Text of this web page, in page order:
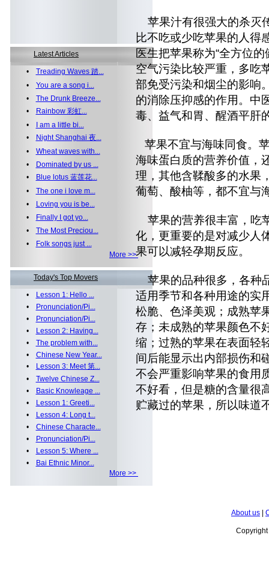
Latest Articles
• Treading Waves 踏...
• You are a song i...
• The Drunk Breeze...
•
Rainbow 彩虹...
•
I am a little bi...
•
Night Shanghai 夜...
• Wheat waves with...
•
Dominated by us ...
•
Blue lotus 蓝莲花...
• The one i love m...
•
Loving you is be...
•
Finally I got yo...
• The Most Preciou...
•
Folk songs just ...
More >>
Today's Top Movers
•
Lesson 1: Hello ...
•
Pronunciation/Pi...
•
Pronunciation/Pi...
•
Lesson 2: Having...
• The problem with...
• Chinese New Year...
•
Lesson 3: Meet 第...
• Twelve Chinese Z...
•
Basic Knowleage ...
•
Lesson 1: Greeti...
•
Lesson 4: Long t...
• Chinese Characte...
•
Pronunciation/Pi...
•
Lesson 5: Where ...
•
Bai Ethnic Minor...
More >>
苹果汁有很强大的杀灭
比不吃或少吃苹果的人得
医生把苹果称为“全方位
空气污染比较严重，多吃
部免受污染和烟尘的影响
的消除压抑感的作用。中
毒、益气和胃、醒酒平肝
苹果不宜与海味同食。
海味蛋白质的营养价值，
理，其他含鞣酸多的水果
葡萄、酸柚等，都不宜与
苹果的营养很丰富，吃
化，更重要的是对减少人
果可以减轻孕期反应。
苹果的品种很多，各种
适用季节和各种用途的实
松脆、色泽美观；成熟苹
存；未成熟的苹果颜色不
缩；过熟的苹果在表面轻
间后能显示出内部损伤和
不会严重影响苹果的食用
不好看，但是糖的含量很
贮藏过的苹果，所以味道
About us